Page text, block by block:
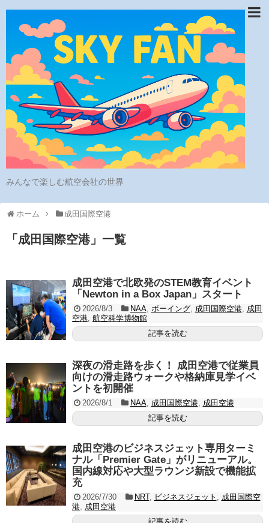
みんなで楽しむ航空会社の世界
ホーム 成田国際空港
「 成田国際空港」 一覧
成田空港で北欧発のSTEM教育イベント
「Newton in a Box Japan」スタート
2026/8/3 NAA, ボーイング, 成田国際空港, 成田
空港, 航空科学博物館
記事を読む
深夜の滑走路を歩く！ 成田空港で従業員
向けの滑走路ウォークや格納庫見学イベ
ントを初開催
2026/8/1 NAA, 成田国際空港, 成田空港
記事を読む
成田空港のビジネスジェット専用ターミ
ナル「Premier Gate」がリニューアル。
国内線対応や大型ラウンジ新設で機能拡
充
2026/7/30 NRT, ビジネスジェット , 成田国際空
港, 成田空港